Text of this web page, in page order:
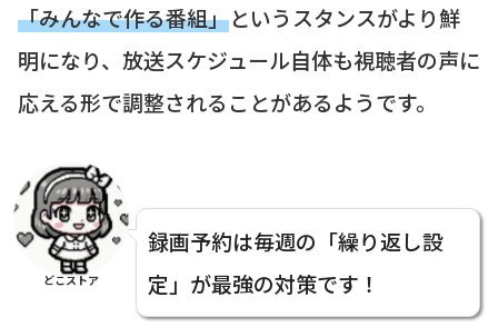
「みんなで作る番組」というスタンスがより鮮
明になり、放送スケジュール自体も視聴者の声に
応える形で調整されることがあるようです。
どこストア
録画予約は毎週の「繰り返し設
定」が最強の対策です！